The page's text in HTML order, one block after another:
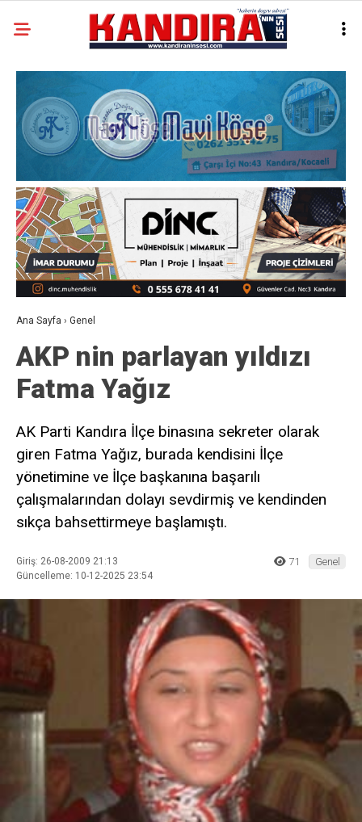
Ana Sayfa › Genel
AKP nin parlayan yıldızı
Fatma Yağız
AK Parti Kandıra İlçe binasına sekreter olarak
giren Fatma Yağız, burada kendisini İlçe
yönetimine ve İlçe başkanına başarılı
çalışmalarından dolayı sevdirmiş ve kendinden
sıkça bahsettirmeye başlamıştı.
Giriş: 26-08-2009 21:13
Güncelleme: 10-12-2025 23:54
71 Genel